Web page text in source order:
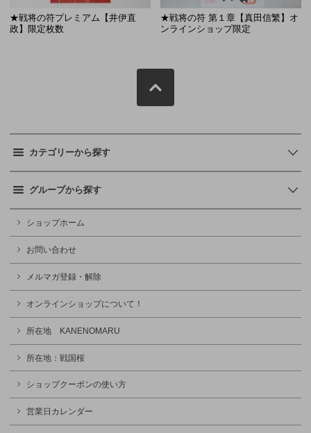
★戦将の符プレミアム【井伊直
政】限定枚数
★戦将の符 第１章【真田信繁】オ
ンラインショップ限定
カテゴリーから探す
グループから探す
ショップホーム
お問い合わせ
メルマガ登録・解除
オンラインショップについて！
所在地 KANENOMARU
所在地：戦国桜
ショップクーポンの使い方
営業日カレンダー